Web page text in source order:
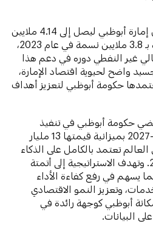
ومع مواصلة نمو عدد سكان إمارة أبوظبي ليصل إلى 4.14 ملايين
نسمة في عام 2024، مقارنةً بـ 3.8 ملايين نسمة في عام 2023،
غير النفطي دوره في دعم هذا
واضح لحيوية اقتصاد الإمارة،
حكومة أبوظبي لتعزيز أهداف
حكومة أبوظبي في تنفيذ
استراتيجيتها الرقمية 2025–2027 بميزانية قيمتها 13 مليار
تعتمد بالكامل على الذكاء
الاصطناعي بحلول عام 2027. وتهدف الاستراتيجية إلى أتمتة
يسهم في رفع كفاءة الأداء
وتعزيز النمو الاقتصادي
أبوظبي كوجهة رائدة في
البيانات.